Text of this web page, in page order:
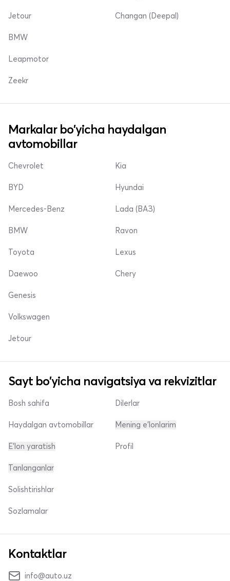
Jetour Changan (Deepal)
BMW
Leapmotor
Zeekr
Markalar bo'yicha haydalgan
avtomobillar
Chevrolet
BYD
Mercedes-Benz
Kia
Hyundai
Lada (ВАЗ)
BMW
Toyota
Daewoo
Ravon
Lexus
Chery
Genesis
Volkswagen
Jetour
Sayt bo'yicha navigatsiya va rekvizitlar
Bosh sahifa
Haydalgan avtomobillar
E'lon yaratish
Dilerlar
Mening e'lonlarim
Profil
Tanlanganlar
Solishtirishlar
Sozlamalar
Kontaktlar
info@auto.uz